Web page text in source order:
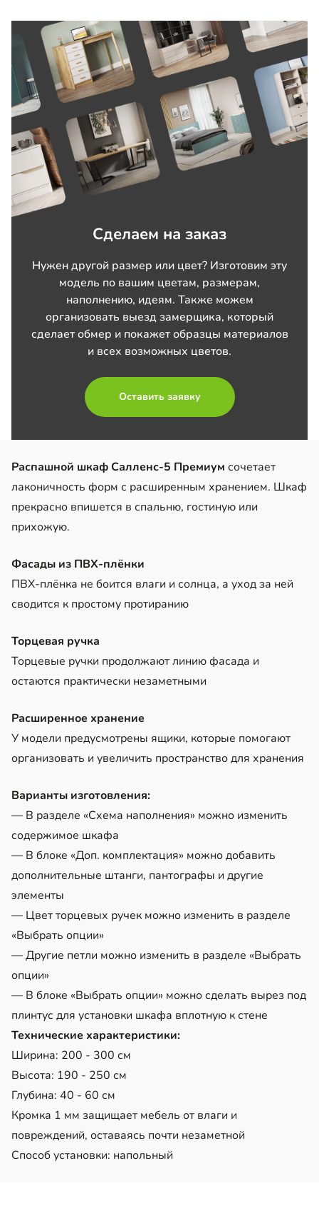
Сделаем на заказ
Нужен другой размер или цвет? Изготовим эту
модель по вашим цветам, размерам,
наполнению, идеям. Также можем
организовать выезд замерщика, который
сделает обмер и покажет образцы материалов
и всех возможных цветов.
Оставить заявку
Распашной шкаф Салленс-5 Премиум сочетает
лаконичность форм с расширенным хранением. Шкаф
прекрасно впишется в спальню, гостиную или
прихожую.
Фасады из ПВХ-плёнки
ПВХ-плёнка не боится влаги и солнца, а уход за ней
сводится к простому протиранию
Торцевая ручка
Торцевые ручки продолжают линию фасада и
остаются практически незаметными
Расширенное хранение
У модели предусмотрены ящики, которые помогают
организовать и увеличить пространство для хранения
Варианты изготовления:
— В разделе «Схема наполнения» можно изменить
содержимое шкафа
— В блоке «Доп. комплектация» можно добавить
дополнительные штанги, пантографы и другие
элементы
— Цвет торцевых ручек можно изменить в разделе
«Выбрать опции»
— Другие петли можно изменить в разделе «Выбрать
опции»
— В блоке «Выбрать опции» можно сделать вырез под
плинтус для установки шкафа вплотную к стене
Технические характеристики:
Ширина: 200 - 300 см
Высота: 190 - 250 см
Глубина: 40 - 60 см
Кромка 1 мм защищает мебель от влаги и
повреждений, оставаясь почти незаметной
Способ установки: напольный